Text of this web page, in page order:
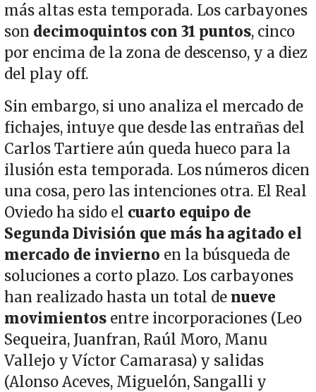
más altas esta temporada. Los carbayones
son decimoquintos con 31 puntos, cinco
por encima de la zona de descenso, y a diez
del play off.
Sin embargo, si uno analiza el mercado de
fichajes, intuye que desde las entrañas del
Carlos Tartiere aún queda hueco para la
ilusión esta temporada. Los números dicen
una cosa, pero las intenciones otra. El Real
Oviedo ha sido el cuarto equipo de
Segunda División que más ha agitado el
mercado de invierno en la búsqueda de
soluciones a corto plazo. Los carbayones
han realizado hasta un total de nueve
movimientos entre incorporaciones (Leo
Sequeira, Juanfran, Raúl Moro, Manu
Vallejo y Víctor Camarasa) y salidas
(Alonso Aceves, Miguelón, Sangalli y